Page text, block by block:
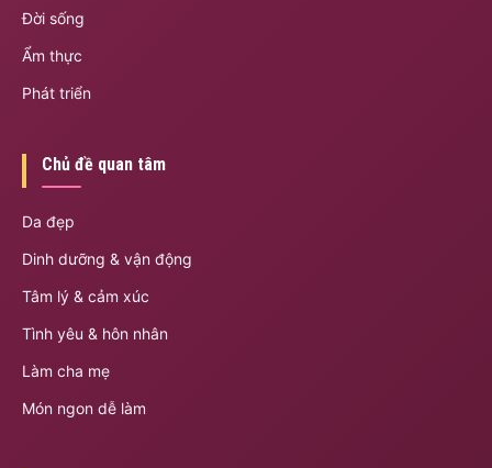
Đời sống
Ẩm thực
Phát triển
Chủ đề quan tâm
Da đẹp
Dinh dưỡng & vận động
Tâm lý & cảm xúc
Tình yêu & hôn nhân
Làm cha mẹ
Món ngon dễ làm